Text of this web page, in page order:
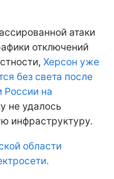
атаки
отключений
Херсон уже
без света после
России на
не удалось
инфраструктуру.
области